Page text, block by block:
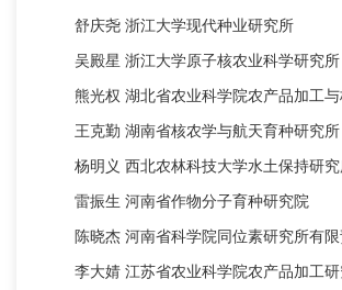
舒庆尧 浙江大学现代种业研究所
吴殿星 浙江大学原子核农业科学研究所
熊光权 湖北省农业科学院农产品加工
王克勤 湖南省核农学与航天育种研究所
杨明义 西北农林科技大学水土保持研
雷振生 河南省作物分子育种研究院
陈晓杰 河南省科学院同位素研究所有限
李大婧 江苏省农业科学院农产品加工